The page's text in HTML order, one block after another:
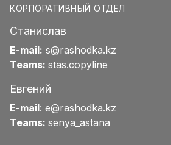
КОРПОРАТИВНЫЙ ОТДЕЛ
Станислав
E-mail: s@rashodka.kz
Teams: stas.copyline
Евгений
E-mail: e@rashodka.kz
Teams: senya_astana